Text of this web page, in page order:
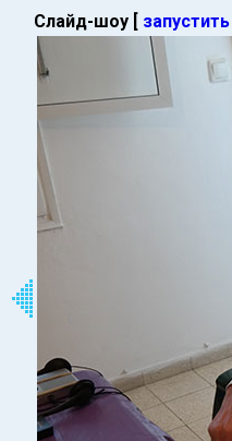
Слайд-шоу [ запустить